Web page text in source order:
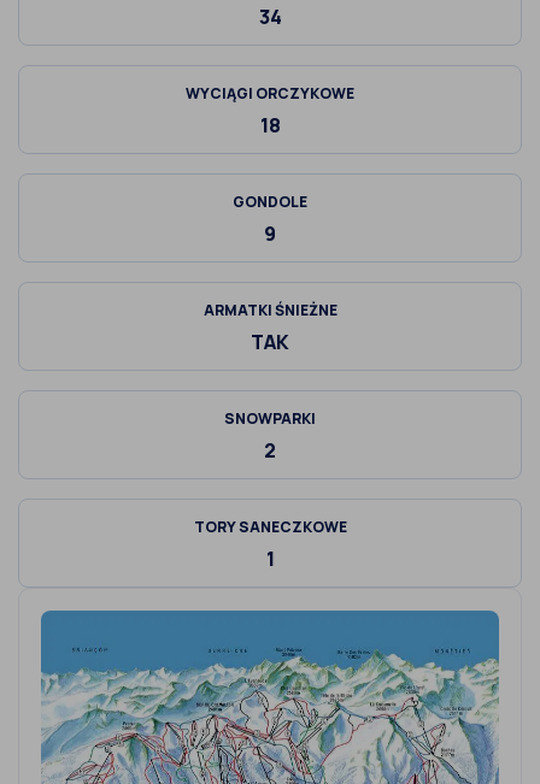
34
WYCIĄGI ORCZYKOWE
18
GONDOLE
9
ARMATKI ŚNIEŻNE
TAK
SNOWPARKI
2
TORY SANECZKOWE
1